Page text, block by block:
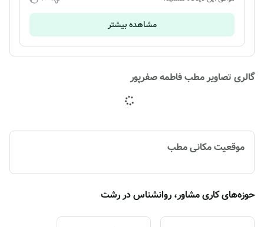
مشاهده بیشتر
گالری تصاویر مطب فاطمه صفرپور
موقعیت مکانی مطب
حوزه‌های کاری مشاور، روانشناس در رشت